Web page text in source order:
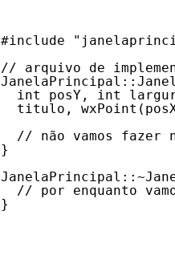
#include
// arquivo de
int posY, int
titulo,
// não vamos fazer
}
// por enquanto
}